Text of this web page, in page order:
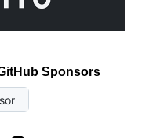
Sponsors